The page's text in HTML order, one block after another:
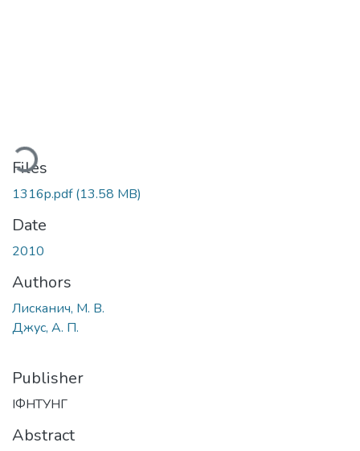
Files
1316p.pdf(13.58 MB)
Date
2010
Authors
Лисканич, М. В.
Джус, А. П.
Publisher
ІФНТУНГ
Abstract